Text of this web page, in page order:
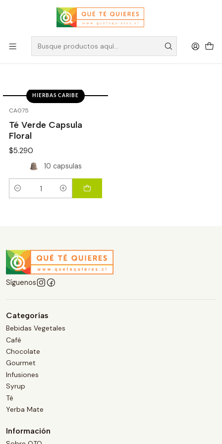
Té Hierbas Caribe
Filtros
CA075
HIERBAS CARIBE
Té Verde Capsula
Floral
$5.290
10 capsulas
Cantidad
Síguenos
Categorías
Bebidas Vegetales
Café
Chocolate
Gourmet
Infusiones
Syrup
Té
Yerba Mate
Información